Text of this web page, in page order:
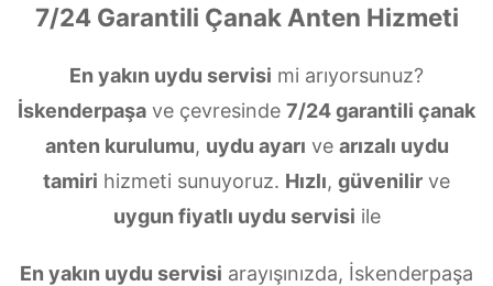
7/24 Garantili Çanak Anten Hizmeti
En yakın uydu servisi mi arıyorsunuz?
İskenderpaşa ve çevresinde 7/24 garantili çanak
anten kurulumu, uydu ayarı ve arızalı uydu
tamiri hizmeti sunuyoruz. Hızlı, güvenilir ve
uygun fiyatlı uydu servisi ile
En yakın uydu servisi arayışınızda, İskenderpaşa